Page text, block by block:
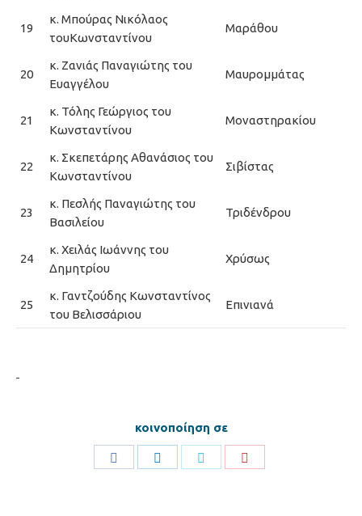
19
κ. Μπούρας Νικόλαος
τουΚωνσταντίνου
Μαράθου
20
κ. Ζανιάς Παναγιώτης του
Ευαγγέλου
Μαυρομμάτας
21
κ. Τόλης Γεώργιος του
Κωνσταντίνου
Μοναστηρακίου
22
κ. Σκεπετάρης Αθανάσιος του
Κωνσταντίνου
Σιβίστας
23
κ. Πεσλής Παναγιώτης του
Βασιλείου
Τριδένδρου
24
κ. Χειλάς Ιωάννης του
Δημητρίου
Χρύσως
25
κ. Γαντζούδης Κωνσταντίνος
του Βελισσάριου
Επινιανά
κοινοποίηση σε